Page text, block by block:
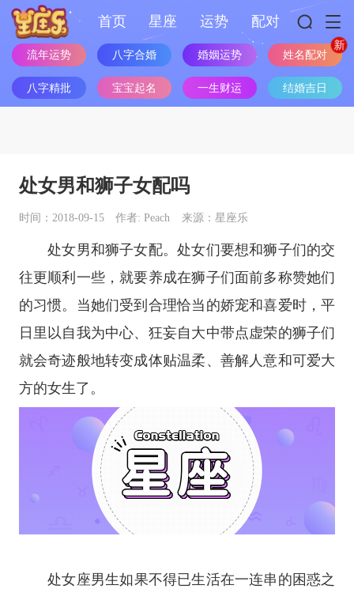
首页 星座 运势 配对
流年运势 八字合婚 婚姻运势 姓名配对
八字精批 宝宝起名 一生财运 结婚吉日
处女男和狮子女配吗
时间：2018-09-15 作者: Peach 来源：星座乐
处女男和狮子女配。处女们要想和狮子们的交
往更顺利一些，就要养成在狮子们面前多称赞她们
的习惯。当她们受到合理恰当的娇宠和喜爱时，平
日里以自我为中心、狂妄自大中带点虚荣的狮子们
就会奇迹般地转变成体贴温柔、善解人意和可爱大
方的女生了。
处女座男生如果不得已生活在一连串的困惑之